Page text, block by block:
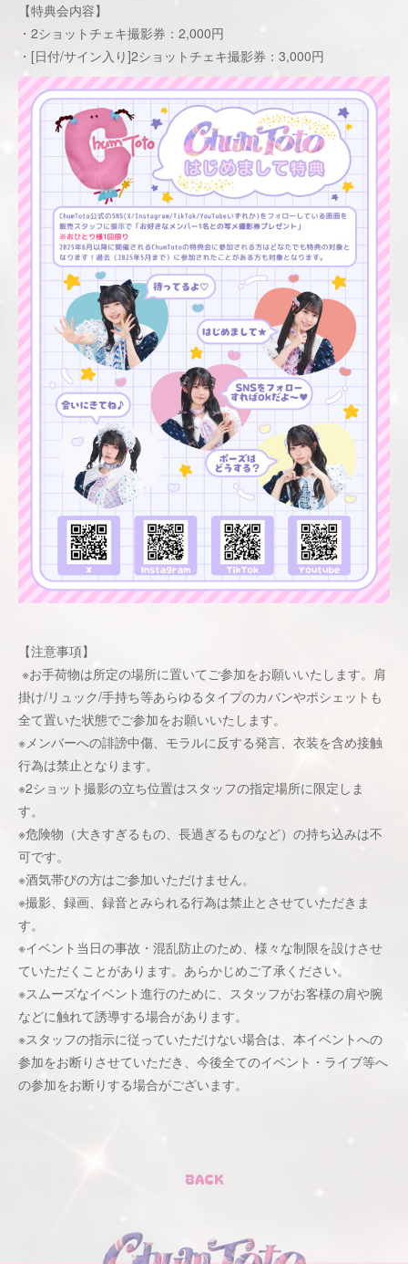
【特典会内容】
・2ショットチェキ撮影券：2,000円
・[日付/サイン入り]2ショットチェキ撮影券：3,000円
【注意事項】
※お手荷物は所定の場所に置いてご参加をお願いいたします。肩
掛け/リュック/手持ち等あらゆるタイプのカバンやポシェットも
全て置いた状態でご参加をお願いいたします。
※メンバーへの誹謗中傷、モラルに反する発言、衣装を含め接触
行為は禁止となります。
※2ショット撮影の立ち位置はスタッフの指定場所に限定しま
す。
※危険物（大きすぎるもの、長過ぎるものなど）の持ち込みは不
可です。
※酒気帯びの方はご参加いただけません。
※撮影、録画、録音とみられる行為は禁止とさせていただきま
す。
※イベント当日の事故・混乱防止のため、様々な制限を設けさせ
ていただくことがあります。あらかじめご了承ください。
※スムーズなイベント進行のために、スタッフがお客様の肩や腕
などに触れて誘導する場合があります。
※スタッフの指示に従っていただけない場合は、本イベントへの
参加をお断りさせていただき、今後全てのイベント・ライブ等へ
の参加をお断りする場合がございます。
BACK